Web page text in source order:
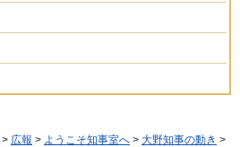
> 広報 > ようこそ知事室へ > 大野知事の動き >